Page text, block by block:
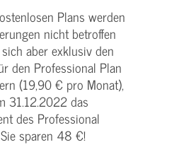
Plans werden
nicht betroffen
aber exklusiv den
den Professional Plan
(19,90 € pro Monat),
31.12.2022 das
des Professional
sparen 48 €!